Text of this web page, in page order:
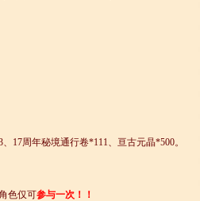
、 17周年秘境通行卷*111、亘古元晶*500。
色仅可参与一次！！